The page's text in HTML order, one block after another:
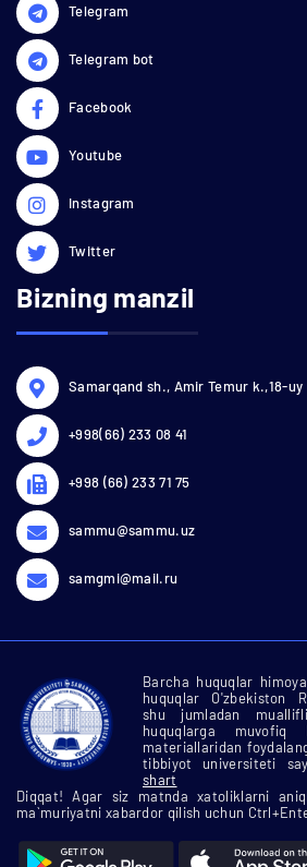
Telegram
Telegram bot
Facebook
Youtube
Instagram
Twitter
Bizning manzil
Samarqand sh., Amir Temur k.,18-uy
+998(66) 233 08 41
+998 (66) 233 71 75
sammu@sammu.uz
samgmi@mail.ru
Barcha huquqlar
huquqlar O'zbekiston
shu jumladan
huquqlarga
materiallaridan
tibbiyot universiteti
shart
Diqqat! Agar siz matnda xatoliklarni
ma`muriyatni xabardor qilish uchun